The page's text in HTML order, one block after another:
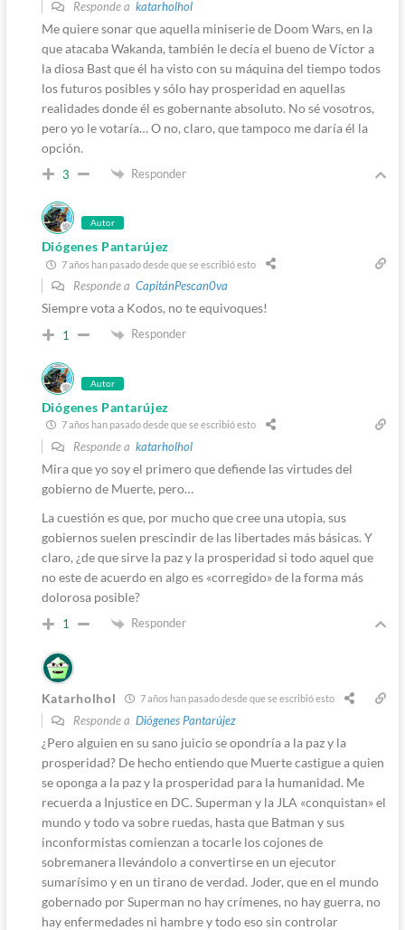
Responde a katarholhol
Me quiere sonar que aquella miniserie de Doom Wars, en la
que atacaba Wakanda, también le decía el bueno de Víctor a
la diosa Bast que él ha visto con su máquina del tiempo todos
los futuros posibles y sólo hay prosperidad en aquellas
realidades donde él es gobernante absoluto. No sé vosotros,
pero yo le votaría… O no, claro, que tampoco me daría él la
opción.
3 Responder
Autor
Diógenes Pantarújez
7 años han pasado desde que se escribió esto
Responde a CapitánPescan0va
Siempre vota a Kodos, no te equivoques!
1 Responder
Autor
Diógenes Pantarújez
7 años han pasado desde que se escribió esto
Responde a katarholhol
Mira que yo soy el primero que defiende las virtudes del
gobierno de Muerte, pero…
La cuestión es que, por mucho que cree una utopia, sus
gobiernos suelen prescindir de las libertades más básicas. Y
claro, ¿de que sirve la paz y la prosperidad si todo aquel que
no este de acuerdo en algo es «corregido» de la forma más
dolorosa posible?
1 Responder
Katarholhol 7 años han pasado desde que se escribió esto
Responde a Diógenes Pantarújez
¿Pero alguien en su sano juicio se opondría a la paz y la
prosperidad? De hecho entiendo que Muerte castigue a quien
se oponga a la paz y la prosperidad para la humanidad. Me
recuerda a Injustice en DC. Superman y la JLA «conquistan» el
mundo y todo va sobre ruedas, hasta que Batman y sus
inconformistas comienzan a tocarle los cojones de
sobremanera llevándolo a convertirse en un ejecutor
sumarísimo y en un tirano de verdad. Joder, que en el mundo
gobernado por Superman no hay crímenes, no hay guerra, no
hay enfermedades ni hambre y todo eso sin controlar